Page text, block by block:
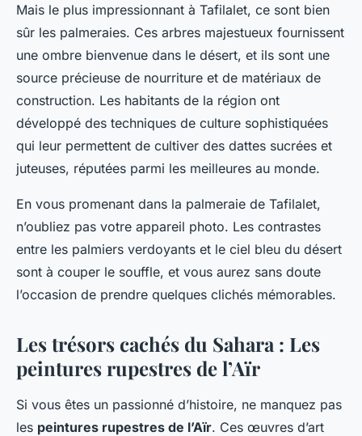
Mais le plus impressionnant à Tafilalet, ce sont bien
sûr les palmeraies. Ces arbres majestueux fournissent
une ombre bienvenue dans le désert, et ils sont une
source précieuse de nourriture et de matériaux de
construction. Les habitants de la région ont
développé des techniques de culture sophistiquées
qui leur permettent de cultiver des dattes sucrées et
juteuses, réputées parmi les meilleures au monde.
En vous promenant dans la palmeraie de Tafilalet,
n’oubliez pas votre appareil photo. Les contrastes
entre les palmiers verdoyants et le ciel bleu du désert
sont à couper le souffle, et vous aurez sans doute
l’occasion de prendre quelques clichés mémorables.
Les trésors cachés du Sahara : Les
peintures rupestres de l’Aïr
Si vous êtes un passionné d’histoire, ne manquez pas
les peintures rupestres de l’Aïr. Ces œuvres d’art